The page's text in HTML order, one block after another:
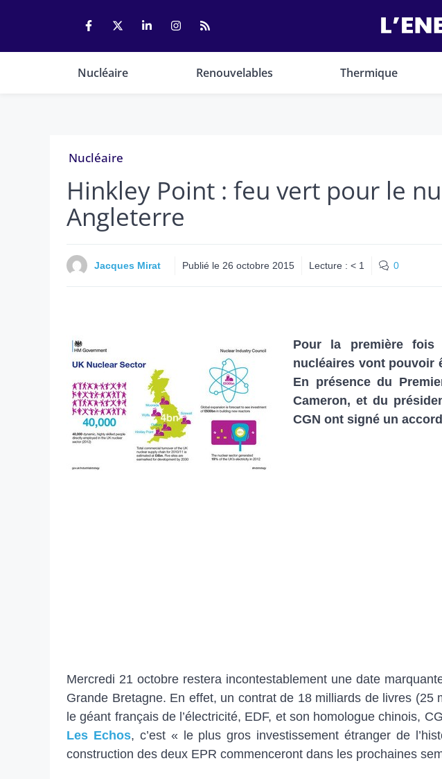
Nucléaire Renouvelables Thermique
Nucléaire
Hinkley Point : feu vert pour le
Angleterre
Jacques Mirat Publié le 26 octobre 2015 Lecture : < 1 0
Pour la première fois
nucléaires vont pouvoir
En présence du
Cameron, et du
CGN ont signé un
Mercredi 21 octobre restera incontestablement une date
Grande Bretagne. En effet, un contrat de 18 milliards de livres (25
le géant français de l’électricité, EDF, et son homologue chinois,
Les Echos, c’est « le plus gros investissement étranger de
construction des deux EPR commenceront dans les prochaines